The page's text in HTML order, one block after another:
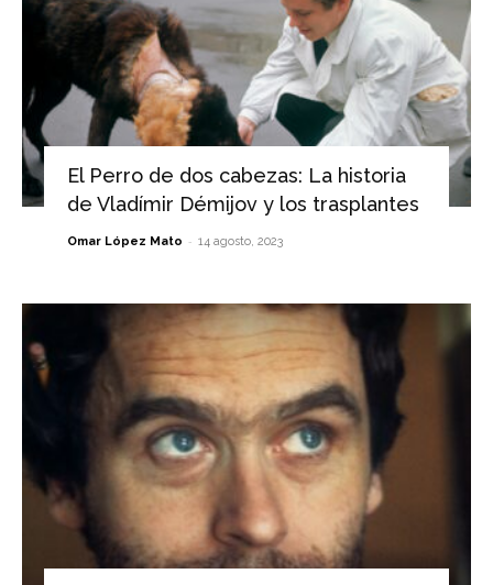
El Perro de dos cabezas: La historia
de Vladímir Démijov y los trasplantes
Omar López Mato - 14 agosto, 2023